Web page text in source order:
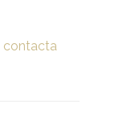
contacta